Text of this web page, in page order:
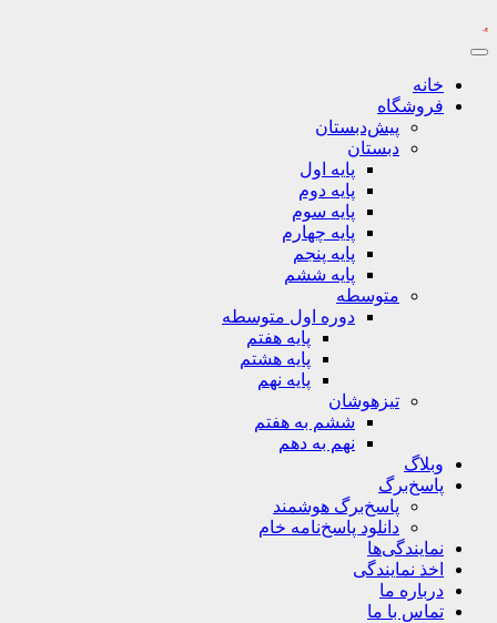
خانه
فروشگاه
پیش‌دبستان
دبستان
پایه اول
پایه دوم
پایه سوم
پایه چهارم
پایه پنجم
پایه ششم
متوسطه
دوره اول متوسطه
پایه هفتم
پایه هشتم
پایه نهم
تیزهوشان
ششم به هفتم
نهم به دهم
وبلاگ
پاسخ‌برگ
پاسخ‌برگ‌ هوشمند
دانلود پاسخ‌نامه خام
نمایندگی‌ها
اخذ نمایندگی
درباره ما
تماس با ما